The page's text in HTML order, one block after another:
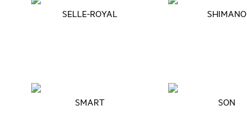
SELLE-ROYAL SHIMANO
SMART SON